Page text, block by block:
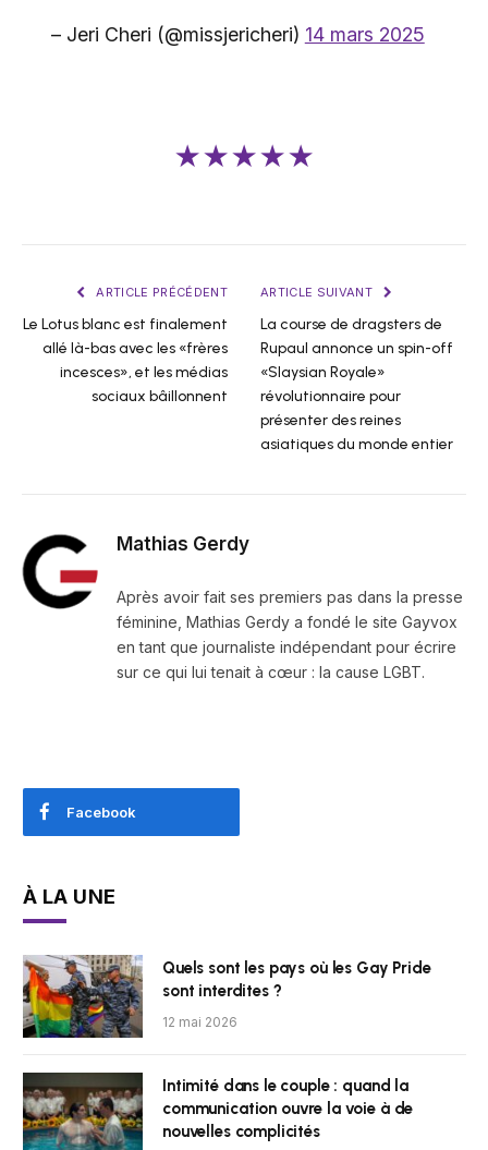
– Jeri Cheri (@missjericheri) 14 mars 2025
★★★★★
ARTICLE PRÉCÉDENT
Le Lotus blanc est finalement
allé là-bas avec les «frères
incesces», et les médias
sociaux bâillonnent
ARTICLE SUIVANT
La course de dragsters de
Rupaul annonce un spin-off
«Slaysian Royale»
révolutionnaire pour
présenter des reines
asiatiques du monde entier
Mathias Gerdy
Après avoir fait ses premiers pas dans la presse
féminine, Mathias Gerdy a fondé le site Gayvox
en tant que journaliste indépendant pour écrire
sur ce qui lui tenait à cœur : la cause LGBT.
Facebook
À LA UNE
Quels sont les pays où les Gay Pride
sont interdites ?
12 mai 2026
Intimité dans le couple : quand la
communication ouvre la voie à de
nouvelles complicités